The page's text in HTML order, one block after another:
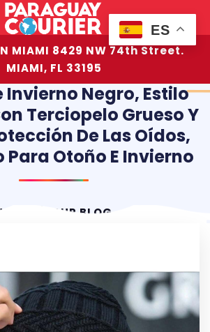
MIAMI 8429 NW 74th Street.
MIAMI, FL 33195
Invierno Negro, Estilo
Terciopelo Grueso Y
De Las Oídos,
Otoño E Invierno
OUR BLOG
ES